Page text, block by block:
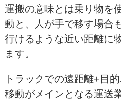
運搬の意味とは乗り物を
動と、人が手で移す場合
行けるような近い距離に
ます。
トラックでの遠距離+目
移動がメインとなる運送